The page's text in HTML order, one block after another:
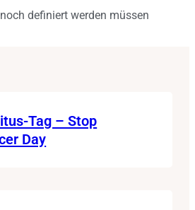
definiert werden müssen
Tag – Stop
Day